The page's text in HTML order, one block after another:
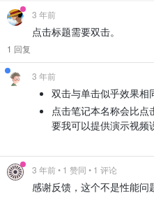
3 年前
点击标题需要双击。
1 回复
3 年前
双击与单击似乎效果相
点击笔记本名称会比
要我可以提供演示视频
3 年前• 1 赞同 • 1 评论
感谢反馈，这个不是性能问